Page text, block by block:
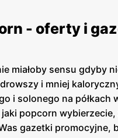
- oferty i
miałoby sensu gdyby
i mniej
i solonego na
popcorn
gazetki